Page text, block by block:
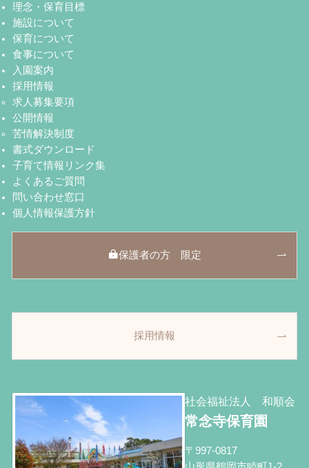
理念・保育目標
施設について
保育について
食事について
入園案内
採用情報
求人募集要項
公開情報
苦情解決制度
書式ダウンロード
子育て情報リンク集
よくあるご質問
問い合わせ窓口
個人情報保護方針
保護者の方 限定
採用情報
社会福祉法人 和順会
常念寺保育園
〒997-0817